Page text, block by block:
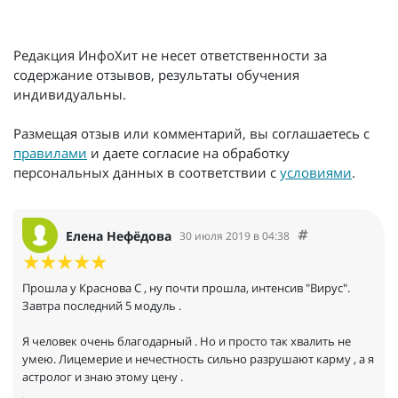
Редакция ИнфоХит не несет ответственности за
содержание отзывов, результаты обучения
индивидуальны.
Размещая отзыв или комментарий, вы соглашаетесь с
правилами и даете согласие на обработку
персональных данных в соответствии с условиями.
Елена Нефёдова 30 июля 2019 в 04:38
Прошла у Краснова С , ну почти прошла, интенсив "Вирус".
Завтра последний 5 модуль .
Я человек очень благодарный . Но и просто так хвалить не
умею. Лицемерие и нечестность сильно разрушают карму , а я
астролог и знаю этому цену .
.